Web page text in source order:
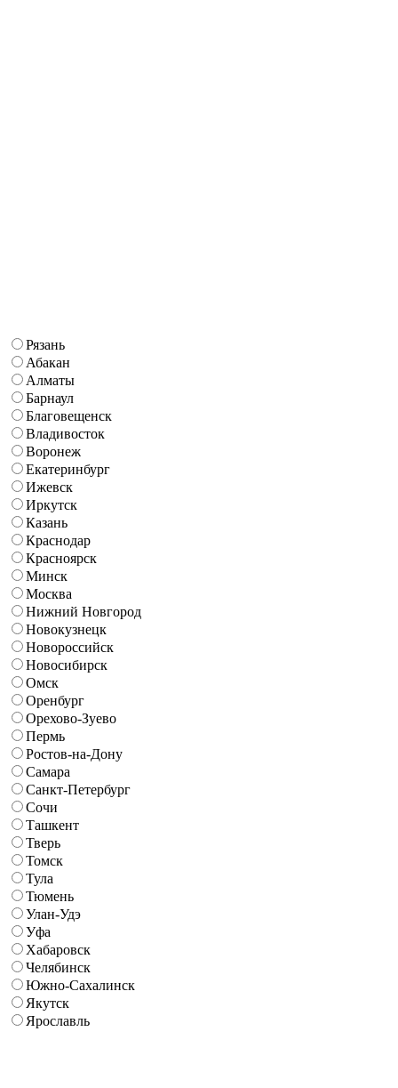
Рязань
Абакан
Алматы
Барнаул
Благовещенск
Владивосток
Воронеж
Екатеринбург
Ижевск
Иркутск
Казань
Краснодар
Красноярск
Минск
Москва
Нижний Новгород
Новокузнецк
Новороссийск
Новосибирск
Омск
Оренбург
Орехово-Зуево
Пермь
Ростов-на-Дону
Самара
Санкт-Петербург
Сочи
Ташкент
Тверь
Томск
Тула
Тюмень
Улан-Удэ
Уфа
Хабаровск
Челябинск
Южно-Сахалинск
Якутск
Ярославль